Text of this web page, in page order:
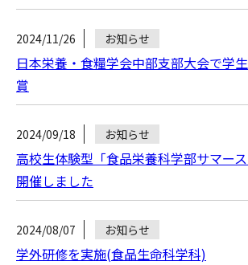
2024/11/26 お知らせ
日本栄養・食糧学会中部支部大会で学
賞
2024/09/18 お知らせ
高校生体験型「食品栄養科学部サマー
開催しました
2024/08/07 お知らせ
学外研修を実施(食品生命科学科)